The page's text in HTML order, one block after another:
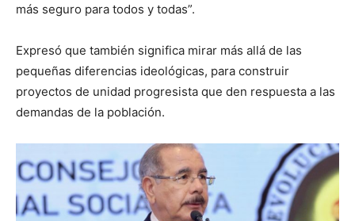
más seguro para todos y todas”.
Expresó que también significa mirar más allá de las
pequeñas diferencias ideológicas, para construir
proyectos de unidad progresista que den respuesta a las
demandas de la población.